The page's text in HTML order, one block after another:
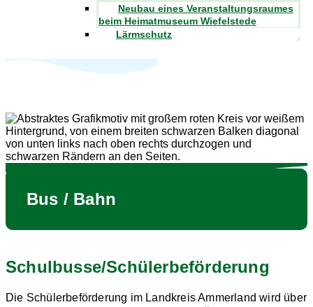
Neubau eines Veranstaltungsraumes
beim Heimatmuseum Wiefelstede
Lärmschutz
Bus / Bahn
Schulbusse/Schülerbeförderung
Die Schülerbeförderung im Landkreis Ammerland wird über